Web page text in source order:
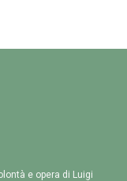
e opera di Luigi